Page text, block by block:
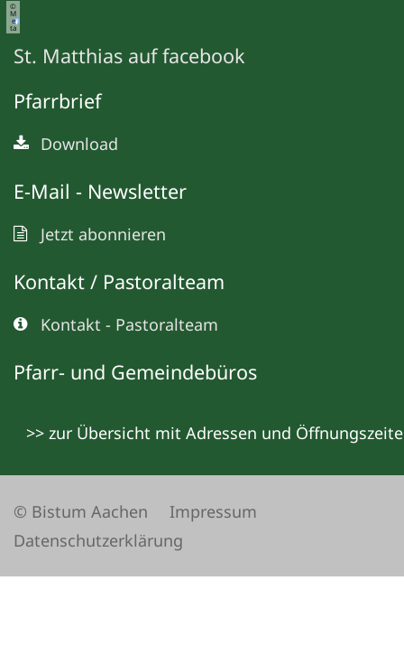
©
M
e
ta
St. Matthias auf facebook
Pfarrbrief
Download
E-Mail - Newsletter
Jetzt abonnieren
Kontakt / Pastoralteam
Kontakt - Pastoralteam
Pfarr- und Gemeindebüros
>> zur Übersicht mit Adressen und
© Bistum Aachen
Impressum
Datenschutzerklärung